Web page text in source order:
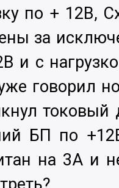
по + 12В,
за
и с
говорил
токовый
БП по
на 3А и